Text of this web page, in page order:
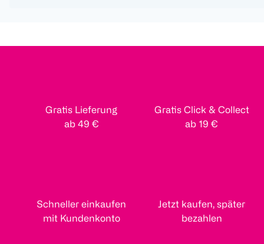
Gratis Lieferung
ab 49 €
Gratis Click & Collect
ab 19 €
Schneller einkaufen
mit Kundenkonto
Jetzt kaufen, später
bezahlen